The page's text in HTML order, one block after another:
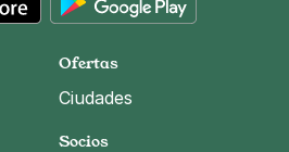
Ofertas
Ciudades
Socios